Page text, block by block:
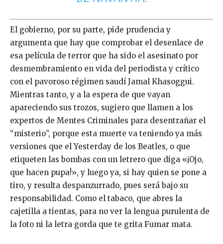
El gobierno, por su parte, pide prudencia y
argumenta que hay que comprobar el desenlace de
esa película de terror que ha sido el asesinato por
desmembramiento en vida del periodista y crítico
con el pavoroso régimen saudí Jamal Khasoggui.
Mientras tanto, y a la espera de que vayan
apareciendo sus trozos, sugiero que llamen a los
expertos de Mentes Criminales para desentrañar el
“misterio”, porque esta muerte va teniendo ya más
versiones que el Yesterday de los Beatles, o que
etiqueten las bombas con un letrero que diga «¡Ojo,
que hacen pupa!», y luego ya, si hay quien se pone a
tiro, y resulta despanzurrado, pues será bajo su
responsabilidad. Como el tabaco, que abres la
cajetilla a tientas, para no ver la lengua purulenta de
la foto ni la letra gorda que te grita Fumar mata.